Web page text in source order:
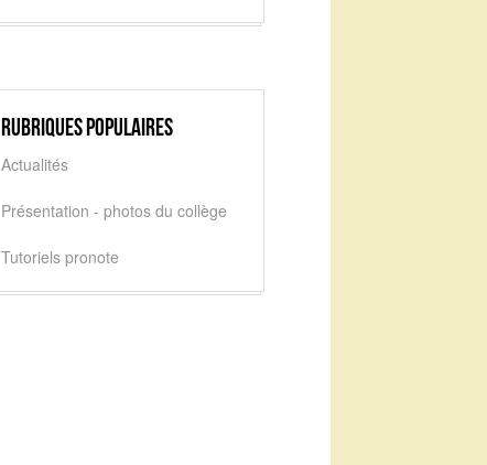
Rubriques populaires
Actualités
Présentation - photos du collège
Tutoriels pronote